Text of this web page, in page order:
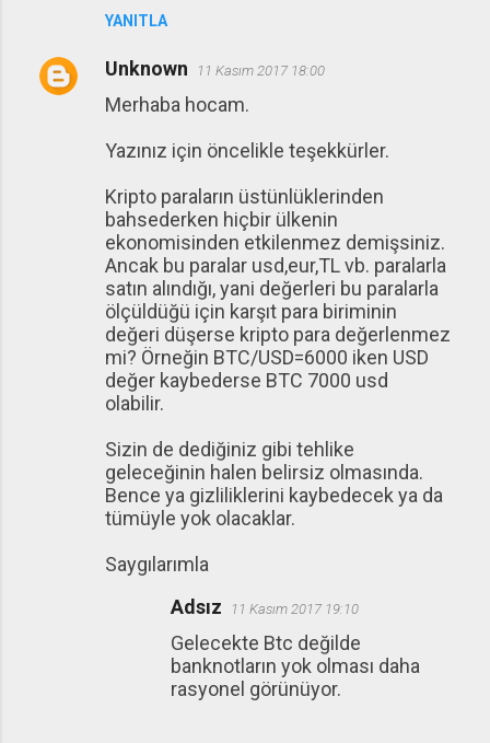
YANITLA
Unknown 11 Kasım 2017 18:00
Merhaba hocam.
Yazınız için öncelikle teşekkürler.
Kripto paraların üstünlüklerinden
bahsederken hiçbir ülkenin
ekonomisinden etkilenmez demişsiniz.
Ancak bu paralar usd,eur,TL vb. paralarla
satın alındığı, yani değerleri bu paralarla
ölçüldüğü için karşıt para biriminin
değeri düşerse kripto para değerlenmez
mi? Örneğin BTC/USD=6000 iken USD
değer kaybederse BTC 7000 usd
olabilir.
Sizin de dediğiniz gibi tehlike
geleceğinin halen belirsiz olmasında.
Bence ya gizliliklerini kaybedecek ya da
tümüyle yok olacaklar.
Saygılarımla
Adsız 11 Kasım 2017 19:10
Gelecekte Btc değilde
banknotların yok olması daha
rasyonel görünüyor.